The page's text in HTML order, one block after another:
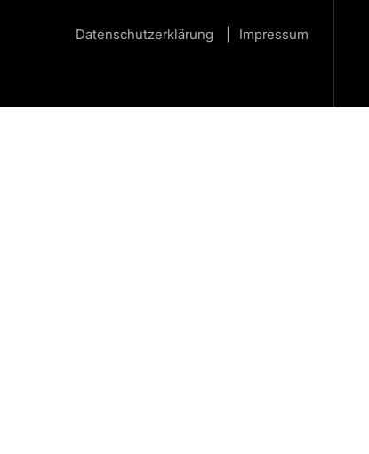
Datenschutzerklärung Impressum